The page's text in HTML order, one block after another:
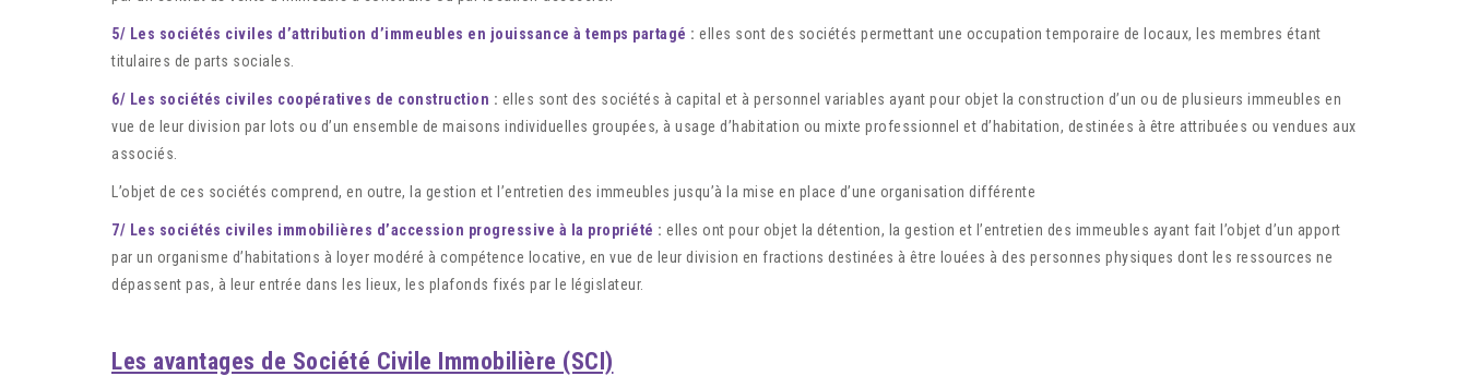
5/ Les sociétés civiles d’attribution d’immeubles en jouissance à temps partagé : elles sont des sociétés permettant une occupation temporaire de locaux, les membres étant
titulaires de parts sociales.
6/ Les sociétés civiles coopératives de construction : elles sont des sociétés à capital et à personnel variables ayant pour objet la construction d’un ou de plusieurs immeubles en
vue de leur division par lots ou d’un ensemble de maisons individuelles groupées, à usage d’habitation ou mixte professionnel et d’habitation, destinées à être attribuées ou vendues aux
associés.
L’objet de ces sociétés comprend, en outre, la gestion et l’entretien des immeubles jusqu’à la mise en place d’une organisation différente
7/ Les sociétés civiles immobilières d’accession progressive à la propriété : elles ont pour objet la détention, la gestion et l’entretien des immeubles ayant fait l’objet d’un apport
par un organisme d’habitations à loyer modéré à compétence locative, en vue de leur division en fractions destinées à être louées à des personnes physiques dont les ressources ne
dépassent pas, à leur entrée dans les lieux, les plafonds fixés par le législateur.
Les avantages de Société Civile Immobilière (SCI)